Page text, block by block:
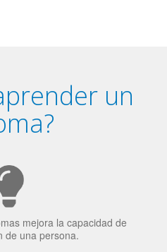
un
mejora la capacidad de